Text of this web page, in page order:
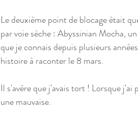
Le deuxième point de blocage était
par voie sèche : Abyssinian Mocha,
que je connais depuis plusieurs
histoire à raconter le 8 mars.
Il s'avère que j'avais tort ! Lorsque
une mauvaise.